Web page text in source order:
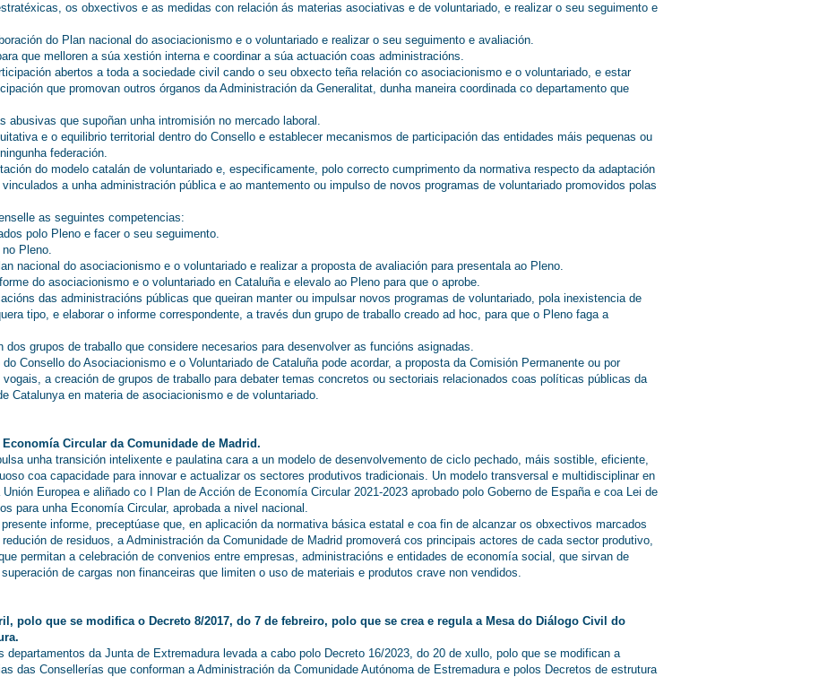
os obxectivos e as medidas con relación ás materias asociativas e de voluntariado, e realizar o seu seguimento e
do Plan nacional do asociacionismo e o voluntariado e realizar o seu seguimento e avaliación.
que melloren a súa xestión interna e coordinar a súa actuación coas administracións.
abertos a toda a sociedade civil cando o seu obxecto teña relación co asociacionismo e o voluntariado, e estar
que promovan outros órganos da Administración da Generalitat, dunha maneira coordinada co departamento que
abusivas que supoñan unha intromisión no mercado laboral.
e o equilibrio territorial dentro do Consello e establecer mecanismos de participación das entidades máis pequenas ou
federación.
do modelo catalán de voluntariado e, especificamente, polo correcto cumprimento da normativa respecto da adaptación
a unha administración pública e ao mantemento ou impulso de novos programas de voluntariado promovidos polas
as seguintes competencias:
polo Pleno e facer o seu seguimento.
Pleno.
nacional do asociacionismo e o voluntariado e realizar a proposta de avaliación para presentala ao Pleno.
do asociacionismo e o voluntariado en Cataluña e elevalo ao Pleno para que o aprobe.
das administracións públicas que queiran manter ou impulsar novos programas de voluntariado, pola inexistencia de
tipo, e elaborar o informe correspondente, a través dun grupo de traballo creado ad hoc, para que o Pleno faga a
dos grupos de traballo que considere necesarios para desenvolver as funcións asignadas.
Consello do Asociacionismo e o Voluntariado de Cataluña pode acordar, a proposta da Comisión Permanente ou por
a creación de grupos de traballo para debater temas concretos ou sectoriais relacionados coas políticas públicas da
Catalunya en materia de asociacionismo e de voluntariado.
Circular da Comunidade de Madrid.
unha transición intelixente e paulatina cara a un modelo de desenvolvemento de ciclo pechado, máis sostible, eficiente,
coa capacidade para innovar e actualizar os sectores produtivos tradicionais. Un modelo transversal e multidisciplinar en
Europea e aliñado co I Plan de Acción de Economía Circular 2021-2023 aprobado polo Goberno de España e coa Lei de
para unha Economía Circular, aprobada a nivel nacional.
informe, preceptúase que, en aplicación da normativa básica estatal e coa fin de alcanzar os obxectivos marcados
de residuos, a Administración da Comunidade de Madrid promoverá cos principais actores de cada sector produtivo,
permitan a celebración de convenios entre empresas, administracións e entidades de economía social, que sirvan de
de cargas non financeiras que limiten o uso de materiais e produtos crave non vendidos.
polo que se modifica o Decreto 8/2017, do 7 de febreiro, polo que se crea e regula a Mesa do Diálogo Civil do
departamentos da Junta de Extremadura levada a cabo polo Decreto 16/2023, do 20 de xullo, polo que se modifican a
das Consellerías que conforman a Administración da Comunidade Autónoma de Estremadura e polos Decretos de estrutura